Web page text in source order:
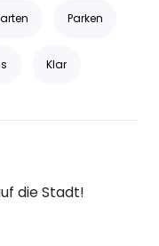
Parken
Klar
die Stadt!